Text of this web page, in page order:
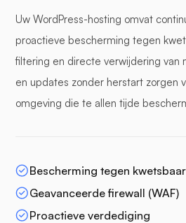
Uw WordPress-hosting omvat
proactieve bescherming tegen
filtering en directe verwijdering van
en updates zonder herstart zorgen
omgeving die te allen tijde
Bescherming tegen
Geavanceerde firewall (WAF)
Proactieve verdediging